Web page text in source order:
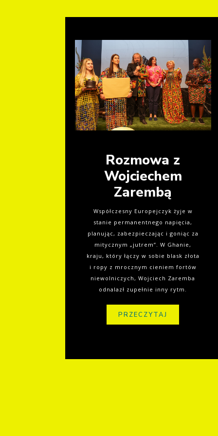
Rozmowa z
Wojciechem
Zarembą
Współczesny Europejczyk żyje w
stanie permanentnego napięcia,
planując, zabezpieczając i goniąc za
mitycznym „jutrem”. W Ghanie,
kraju, który łączy w sobie blask złota
i ropy z mrocznym cieniem fortów
niewolniczych, Wojciech Zaremba
odnalazł zupełnie inny rytm.
PRZECZYTAJ